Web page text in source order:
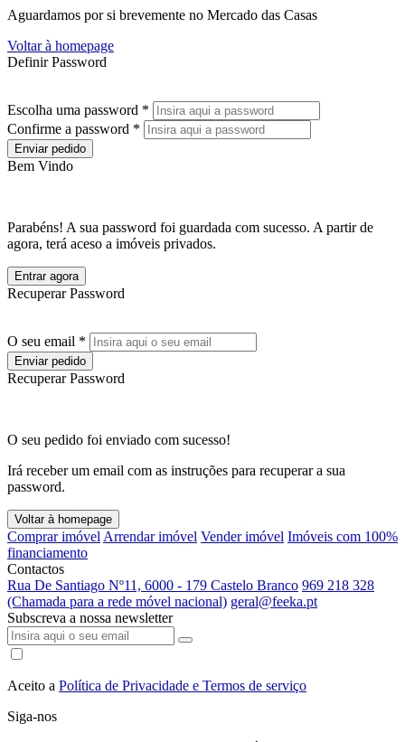
Aguardamos por si brevemente no Mercado das Casas
Voltar à homepage
Definir Password
Escolha uma password *
Confirme a password *
Enviar pedido
Bem Vindo
Parabéns! A sua password foi guardada com sucesso. A partir de
agora, terá aceso a imóveis privados.
Entrar agora
Recuperar Password
O seu email *
Enviar pedido
Recuperar Password
O seu pedido foi enviado com sucesso!
Irá receber um email com as instruções para recuperar a sua
password.
Voltar à homepage
Comprar imóvel Arrendar imóvel Vender imóvel Imóveis com 100%
financiamento
Contactos
Rua De Santiago Nº11, 6000 - 179 Castelo Branco 969 218 328
(Chamada para a rede móvel nacional) geral@feeka.pt
Subscreva a nossa newsletter
Aceito a Política de Privacidade e Termos de serviço
Siga-nos